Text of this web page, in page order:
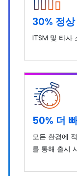
30% 정
ITSM 및 타사
50% 더
모든 환경에
를 통해 출시